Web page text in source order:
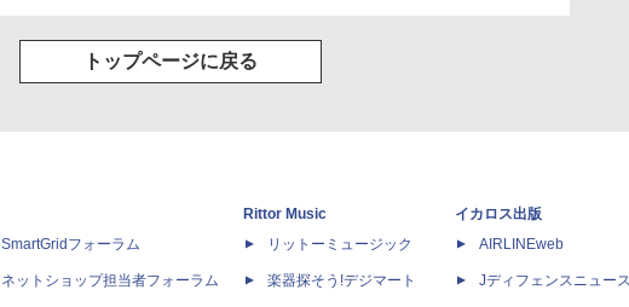
トップページに戻る
SmartGridフォーラム
ネットショップ担当者フォーラム
Rittor Music
リットーミュージック
楽器探そう!デジマート
イカロス出版
AIRLINEweb
Jディフェンスニュー